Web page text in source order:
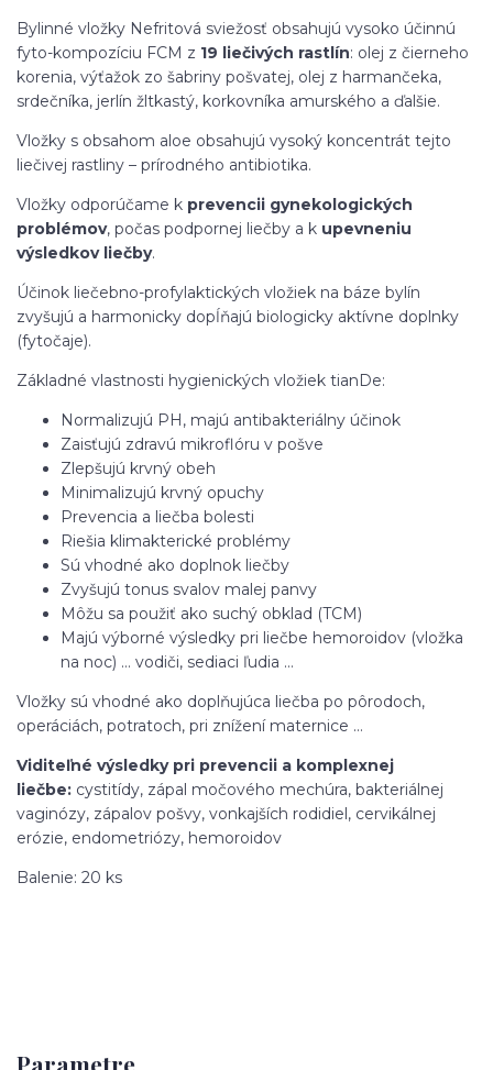
Bylinné vložky Nefritová sviežosť obsahujú vysoko účinnú
fyto-kompozíciu FCM z 19 liečivých rastlín: olej z čierneho
korenia, výťažok zo šabriny pošvatej, olej z harmančeka,
srdečníka, jerlín žltkastý, korkovníka amurského a ďalšie.
Vložky s obsahom aloe obsahujú vysoký koncentrát tejto
liečivej rastliny – prírodného antibiotika.
Vložky odporúčame k prevencii gynekologických
problémov, počas podpornej liečby a k upevneniu
výsledkov liečby.
Účinok liečebno-profylaktických vložiek na báze bylín
zvyšujú a harmonicky dopĺňajú biologicky aktívne doplnky
(fytočaje).
Základné vlastnosti hygienických vložiek tianDe:
Normalizujú PH, majú antibakteriálny účinok
Zaisťujú zdravú mikroflóru v pošve
Zlepšujú krvný obeh
Minimalizujú krvný opuchy
Prevencia a liečba bolesti
Riešia klimakterické problémy
Sú vhodné ako doplnok liečby
Zvyšujú tonus svalov malej panvy
Môžu sa použiť ako suchý obklad (TCM)
Majú výborné výsledky pri liečbe hemoroidov (vložka
na noc) … vodiči, sediaci ľudia …
Vložky sú vhodné ako doplňujúca liečba po pôrodoch,
operáciách, potratoch, pri znížení maternice …
Viditeľné výsledky pri prevencii a komplexnej
liečbe: cystitídy, zápal močového mechúra, bakteriálnej
vaginózy, zápalov pošvy, vonkajších rodidiel, cervikálnej
erózie, endometriózy, hemoroidov
Balenie: 20 ks
Parametre